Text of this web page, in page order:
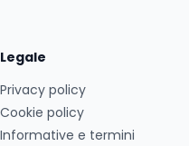
Legale
Privacy policy
Cookie policy
Informative e termini